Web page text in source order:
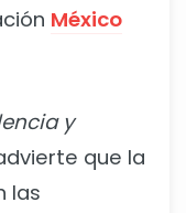
México
y
que la
las